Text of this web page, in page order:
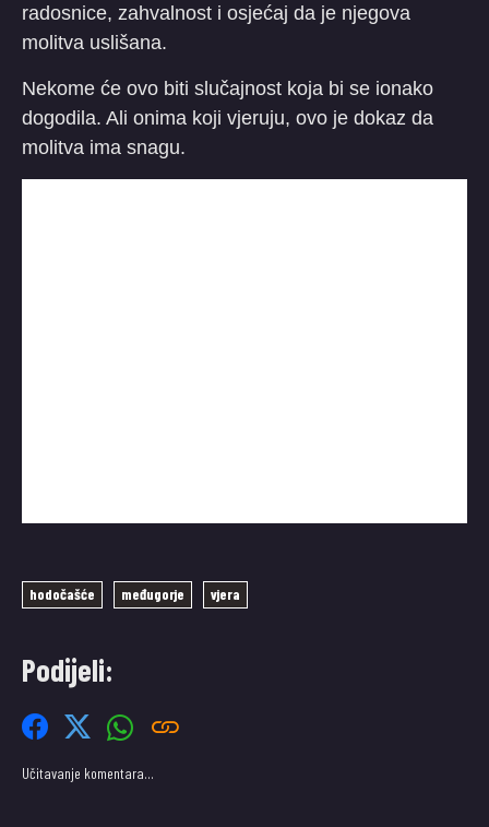
radosnice, zahvalnost i osjećaj da je njegova
molitva uslišana.
Nekome će ovo biti slučajnost koja bi se ionako
dogodila. Ali onima koji vjeruju, ovo je dokaz da
molitva ima snagu.
hodočašće međugorje vjera
Podijeli:
Učitavanje komentara…